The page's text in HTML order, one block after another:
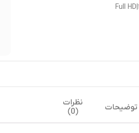
توضیحات
نظرات
(0)